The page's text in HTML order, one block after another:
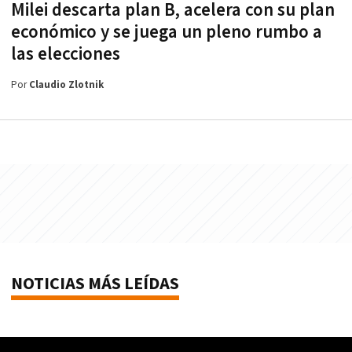
Milei descarta plan B, acelera con su plan
económico y se juega un pleno rumbo a
las elecciones
PorClaudio Zlotnik
NOTICIAS MÁS LEÍDAS